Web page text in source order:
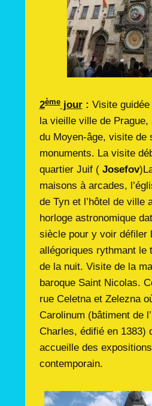
2èmejour: Visite
la vieille ville de
du Moyen-âge, visite de
monuments. La visite
quartier Juif ( Josefov
maisons à arcades,
de Tyn et l’hôtel de ville
horloge astronomique
siècle pour y voir défiler
allégoriques rythmant le
de la nuit. Visite de la
baroque Saint Nicolas.
rue Celetna et Zelezna
Carolinum (bâtiment de
Charles, édifié en 1383)
accueille des expositions
contemporain.